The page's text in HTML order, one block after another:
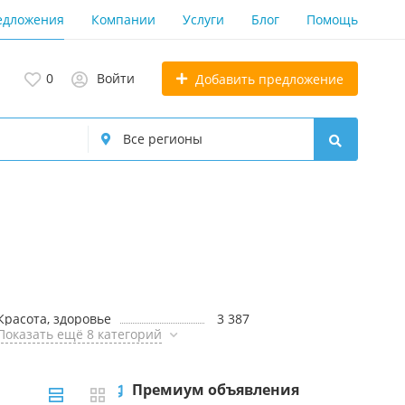
Компании Услуги Блог Помощь
0 Войти Добавить предложение
здоровье
3 387
ещё 8 категорий
Премиум объявления